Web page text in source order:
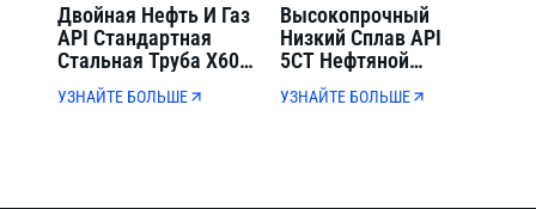
Двойная Нефть И Газ
API Стандартная
Стальная Труба X60-
X70 PSL2 Для
Муниципальной
УЗНАЙТЕ БОЛЬШЕ
Высокопрочный
Низкий Сплав API
5CT Нефтяной
Обсадной Трубы J55-
N80 Полная Толщина
УЗНАЙТЕ БОЛЬШЕ